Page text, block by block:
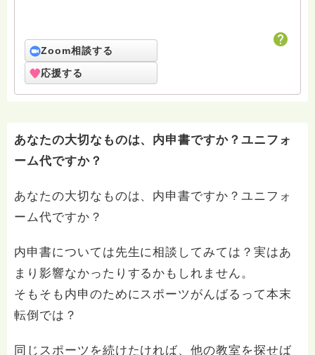
Zoom相談する
応援する
あなたの大切なものは、内申書ですか？ユニフォ
ーム代ですか？
あなたの大切なものは、内申書ですか？ユニフォ
ーム代ですか？
内申書については先生に相談してみては？実はあ
まり影響なかったりするかもしれません。
そもそも内申のためにスポーツがんばるって本末
転倒では？
同じスポーツを続けたければ、他の教室を探せば